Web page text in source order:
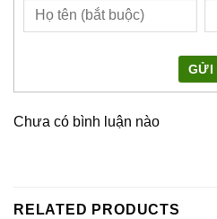
GỬI
Chưa có bình luận nào
RELATED PRODUCTS